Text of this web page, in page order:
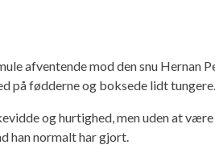
afventende mod den snu
på fødderne og boksede lidt tungere.
og hurtighed, men uden at
han normalt har gjort.